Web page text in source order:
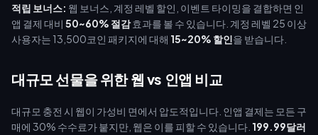
적립 보너스: 웹 보너스, 계정 레벨 할인, 이벤트 타이밍을 결합하면 인
앱 결제 대비 50~60% 절감효과를 볼 수 있습니다. 계정 레벨 25 이상
사용자는 13,500코인 패키지에 대해 15~20% 할인을 받습니다.
대규모 선물을 위한 웹 vs 인앱 비교
대규모 충전 시 웹이 가성비 면에서 압도적입니다. 인앱 결제는 모든 구
매에 30% 수수료가 붙지만, 웹은 이를 피할 수 있습니다. 199.99달러